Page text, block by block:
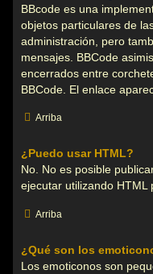
BBcode es una
objetos particulares de
administración, pero
mensajes. BBCode
encerrados entre
BBCode. El enlace
Arriba
¿Puedo usar HTML?
No. No es posible
ejecutar utilizando HTML
Arriba
¿Qué son los
Los emoticonos son